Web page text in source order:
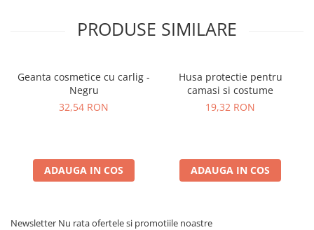
PRODUSE SIMILARE
Geanta cosmetice cu carlig -
Negru
32,54 RON
ADAUGA IN COS
Husa protectie pentru
camasi si costume
19,32 RON
ADAUGA IN COS
Newsletter Nu rata ofertele si promotiile noastre